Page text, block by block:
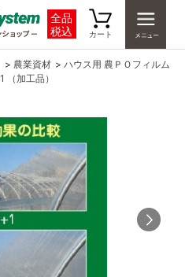
全品
税込
カート
> 農業資材 > ハウス用 農ＰＯフィルム
（加工品）